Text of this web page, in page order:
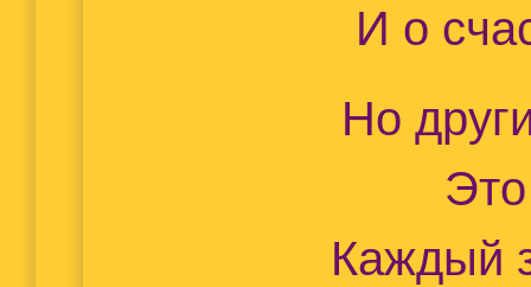
И о
Но
Каждый